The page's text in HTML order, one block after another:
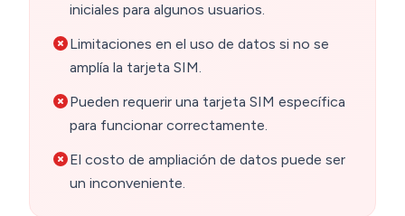
iniciales para algunos usuarios.
Limitaciones en el uso de datos si no se
amplía la tarjeta SIM.
Pueden requerir una tarjeta SIM específica
para funcionar correctamente.
El costo de ampliación de datos puede ser
un inconveniente.